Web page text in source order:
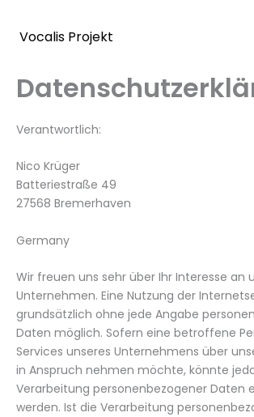
springen
Vocalis Projekt
Verantwortlich:
Nico Krüger
Batteriestraße 49
27568 Bremerhaven
Germany
Wir freuen uns sehr über Ihr Interesse an
Unternehmen. Eine Nutzung der
grundsätzlich ohne jede Angabe
Daten möglich. Sofern eine betroffene
Services unseres Unternehmens über
in Anspruch nehmen möchte, könnte
Verarbeitung personenbezogener Daten
werden. Ist die Verarbeitung